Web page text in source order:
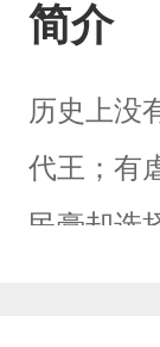
简介
历史上没
代王；有
民膏却选